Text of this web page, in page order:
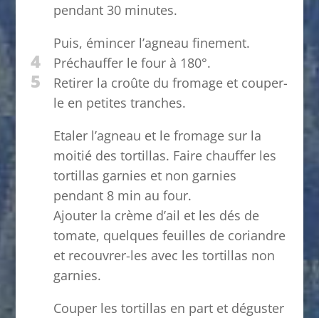
pendant 30 minutes.
Puis, émincer l’agneau finement.
4 Préchauffer le four à 180°.
5
Retirer la croûte du fromage et couper-
le en petites tranches.
Etaler l’agneau et le fromage sur la
moitié des tortillas. Faire chauffer les
tortillas garnies et non garnies
pendant 8 min au four.
Ajouter la crème d’ail et les dés de
tomate, quelques feuilles de coriandre
et recouvrer-les avec les tortillas non
garnies.
Couper les tortillas en part et déguster